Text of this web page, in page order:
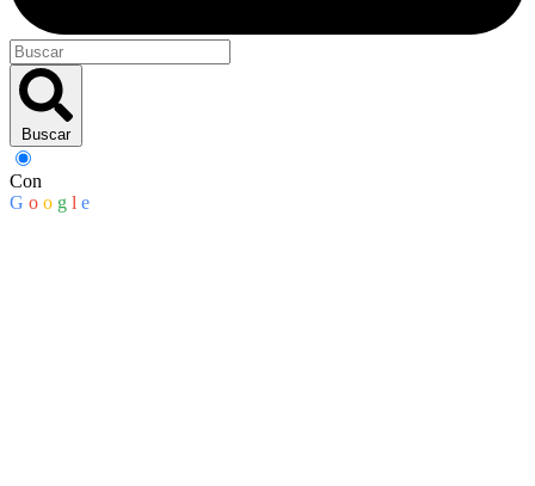
Buscar
Con
G o o g l e